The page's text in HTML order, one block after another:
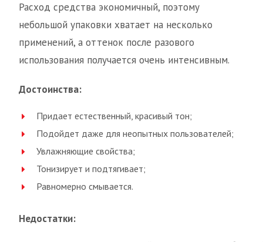
Расход средства экономичный, поэтому
небольшой упаковки хватает на несколько
применений, а оттенок после разового
использования получается очень интенсивным.
Достоинства:
Придает естественный, красивый тон;
Подойдет даже для неопытных пользователей;
Увлажняющие свойства;
Тонизирует и подтягивает;
Равномерно смывается.
Недостатки: